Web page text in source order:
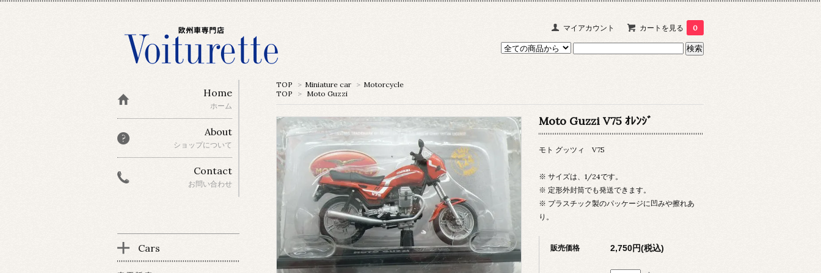
マイアカウント カートを見る 0
TOP > Miniature car > Motorcycle
TOP
> Moto Guzzi
Moto Guzzi V75 ｵﾚﾝｼﾞ
モト グッツィ V75
※ サイズは、1/24です。
※ 定形外封筒でも発送できます。
※ プラスチック製のパッケージに凹みや擦れあ
り。
販売価格 2,750円(税込)
Home
ホーム
About
ショップについて
Contact
お問い合わせ
Cars